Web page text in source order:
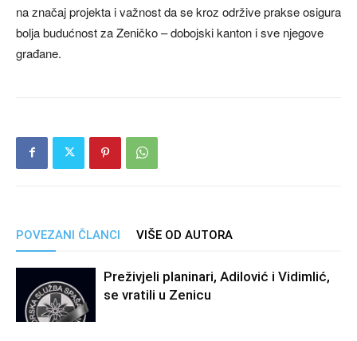
na značaj projekta i važnost da se kroz održive prakse osigura
bolja budućnost za Zeničko – dobojski kanton i sve njegove
građane.
POVEZANI ČLANCI VIŠE OD AUTORA
Preživjeli planinari, Adilović i Vidimlić,
se vratili u Zenicu